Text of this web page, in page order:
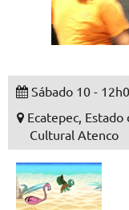
Sábado 10 -
Ecatepec,
Cultural Atenco